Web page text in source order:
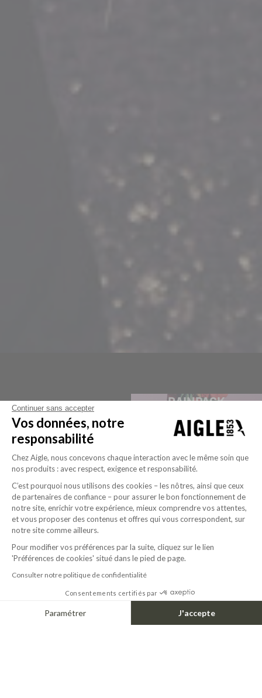
RAINPACK
RAINPACK DOG
RAINPACK WARM
Continuer sans accepter
Vos données, notre
responsabilité
Chez Aigle, nous concevons chaque interaction avec le même soin que
nos produits : avec respect, exigence et responsabilité.
C’est pourquoi nous utilisons des cookies – les nôtres, ainsi que ceux
de partenaires de confiance – pour assurer le bon fonctionnement de
notre site, enrichir votre expérience, mieux comprendre vos attentes,
et vous proposer des contenus et offres qui vous correspondent, sur
notre site comme ailleurs.
Pour modifier vos préférences par la suite, cliquez sur le lien
'Préférences de cookies' situé dans le pied de page.
Consulter notre politique de confidentialité
Consentements certifiés par
Paramétrer J'accepte